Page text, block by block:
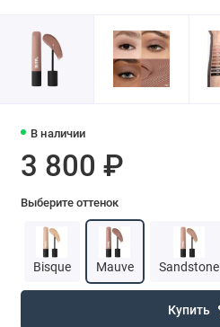
В наличии
3 800 ₽
Выберите оттенок
Bisque Mauve Sandstone
Купить